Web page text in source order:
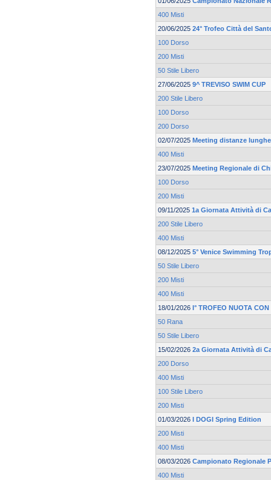
400 Misti
20/06/2025 24° Trofeo Città del
100 Dorso
200 Misti
50 Stile Libero
27/06/2025 9^ TREVISO SWIM CUP
200 Stile Libero
100 Dorso
200 Dorso
02/07/2025 Meeting distanze
400 Misti
23/07/2025 Meeting Regionale di
100 Dorso
200 Misti
09/11/2025 1a Giornata Attività di
200 Stile Libero
400 Misti
08/12/2025 5° Venice Swimming
50 Stile Libero
200 Misti
400 Misti
18/01/2026 I° TROFEO NUOTA CON
50 Rana
50 Stile Libero
15/02/2026 2a Giornata Attività di
200 Dorso
400 Misti
100 Stile Libero
200 Misti
01/03/2026 I DOGI Spring Edition
200 Misti
400 Misti
08/03/2026 Campionato Regionale
400 Misti